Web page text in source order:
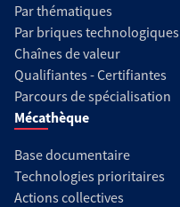
Par thématiques
Par briques technologiques
Chaînes de valeur
Qualifiantes - Certifiantes
Parcours de spécialisation
Mécathèque
Base documentaire
Technologies prioritaires
Actions collectives